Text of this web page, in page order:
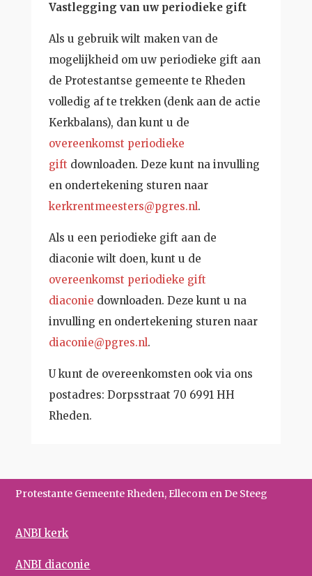
Vastlegging van uw periodieke gift
Als u gebruik wilt maken van de
mogelijkheid om uw periodieke gift aan
de Protestantse gemeente te Rheden
volledig af te trekken (denk aan de actie
Kerkbalans), dan kunt u de
overeenkomst periodieke
gift downloaden. Deze kunt na invulling
en ondertekening sturen naar
kerkrentmeesters@pgres.nl.
Als u een periodieke gift aan de
diaconie wilt doen, kunt u de
overeenkomst periodieke gift
diaconie downloaden. Deze kunt u na
invulling en ondertekening sturen naar
diaconie@pgres.nl.
U kunt de overeenkomsten ook via ons
postadres: Dorpsstraat 70 6991 HH
Rheden.
Protestante Gemeente Rheden, Ellecom en De Steeg
ANBI kerk
ANBI diaconie